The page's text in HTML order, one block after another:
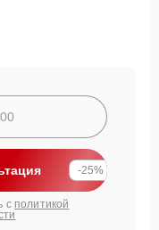
-25%
с политикой